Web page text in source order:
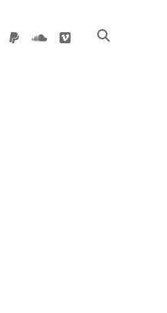
paypalsoundcloud
vimeo